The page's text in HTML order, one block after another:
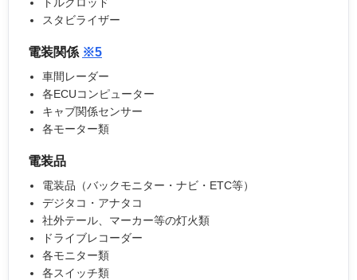
スタビライザー
電装関係 ※5
車間レーダー
各ECUコンピューター
キャブ関係センサー
各モーター類
電装品
電装品（バックモニター・ナビ・ETC等）
デジタコ・アナタコ
社外テール、マーカー等の灯火類
ドライブレコーダー
各モニター類
各スイッチ類